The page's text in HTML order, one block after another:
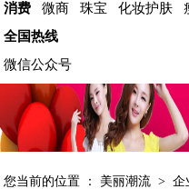
消费
微商 珠宝 化妆护肤
全国热线
微信公众号
您当前的位置 ： 美丽潮流 >企